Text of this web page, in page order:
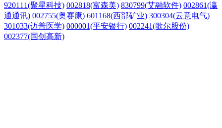
920111(聚星科技) 002818(富森美) 830799(艾融软件) 002861(瀛
通通讯) 002755(奥赛康) 601168(西部矿业) 300304(云意电气)
301033(迈普医学) 000001(平安银行) 002241(歌尔股份)
002377(国创高新)